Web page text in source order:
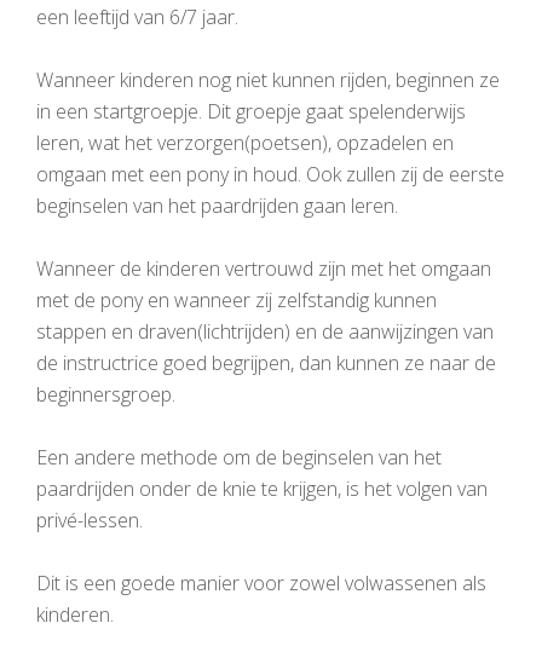
een leeftijd van 6/7 jaar.
Wanneer kinderen nog niet kunnen rijden, beginnen ze
in een startgroepje. Dit groepje gaat spelenderwijs
leren, wat het verzorgen(poetsen), opzadelen en
omgaan met een pony in houd. Ook zullen zij de eerste
beginselen van het paardrijden gaan leren.
Wanneer de kinderen vertrouwd zijn met het omgaan
met de pony en wanneer zij zelfstandig kunnen
stappen en draven(lichtrijden) en de aanwijzingen van
de instructrice goed begrijpen, dan kunnen ze naar de
beginnersgroep.
Een andere methode om de beginselen van het
paardrijden onder de knie te krijgen, is het volgen van
privé-lessen.
Dit is een goede manier voor zowel volwassenen als
kinderen.